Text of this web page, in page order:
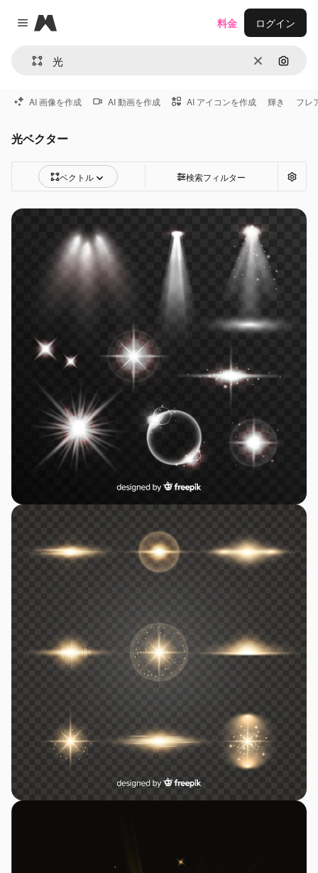
Close menu
Magnific
消去 画像で
料金 ログイン
AI 画像を作成 AI 動画を作成 AI アイコンを作成 輝き フレ
光ベクター
ベクトル 検索フィルター